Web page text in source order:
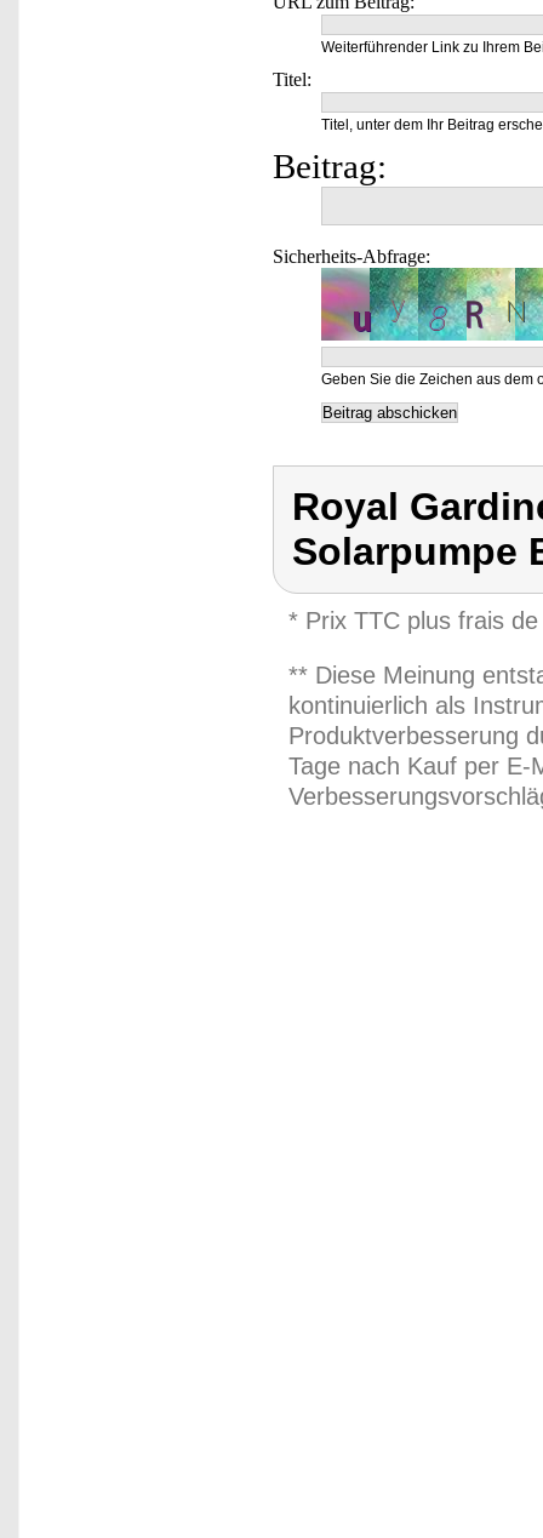
Weiterführender Link zu Ihrem
Titel:
Titel, unter dem Ihr Beitrag
Beitrag:
Sicherheits-Abfrage:
Geben Sie die Zeichen aus dem
Royal
Solarpumpe
* Prix TTC plus frais
** Diese Meinung
kontinuierlich als
Produktverbesserung
Tage nach Kauf per E-